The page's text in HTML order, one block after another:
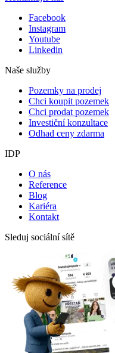
Facebook
Instagram
Youtube
Linkedin
Naše služby
Pozemky na prodej
Chci koupit pozemek
Chci prodat pozemek
Investiční konzultace
Odhad ceny zdarma
IDP
O nás
Reference
Blog
Kariéra
Kontakt
Sleduj sociální sítě